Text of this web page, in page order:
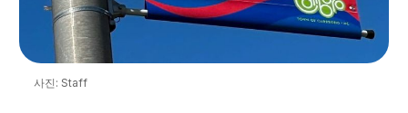
사진: Staff